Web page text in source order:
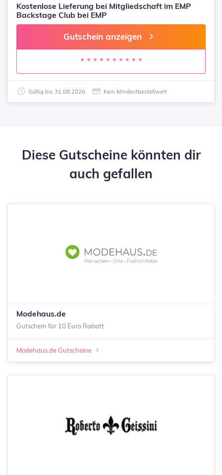
Kostenlose Lieferung bei Mitgliedschaft im EMP
Backstage Club bei EMP
Gutschein anzeigen
* * * * * * * * * *
Gültig bis 31.08.2026 Kein Mindestbestellwert
Diese Gutscheine könnten dir
auch gefallen
Modehaus.de
Gutschein für 10 Euro Rabatt
Modehaus.de Gutscheine